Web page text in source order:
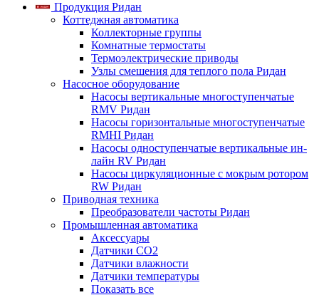
Продукция Ридан
Коттеджная автоматика
Коллекторные группы
Комнатные термостаты
Термоэлектрические приводы
Узлы смешения для теплого пола Ридан
Насосное оборудование
Насосы вертикальные многоступенчатые
RMV Ридан
Насосы горизонтальные многоступенчатые
RMHI Ридан
Насосы одноступенчатые вертикальные ин-
лайн RV Ридан
Насосы циркуляционные с мокрым ротором
RW Ридан
Приводная техника
Преобразователи частоты Ридан
Промышленная автоматика
Аксессуары
Датчики CO2
Датчики влажности
Датчики температуры
Показать все